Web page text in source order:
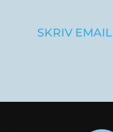
SKRIV EMAIL